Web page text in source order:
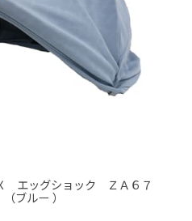
エッグショック ＺＡ６７
ブルー ）